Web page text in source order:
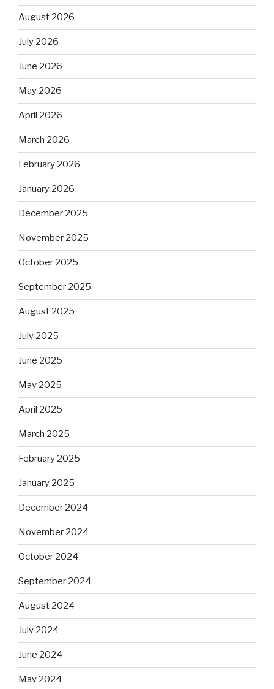
August 2026
July 2026
June 2026
May 2026
April 2026
March 2026
February 2026
January 2026
December 2025
November 2025
October 2025
September 2025
August 2025
July 2025
June 2025
May 2025
April 2025
March 2025
February 2025
January 2025
December 2024
November 2024
October 2024
September 2024
August 2024
July 2024
June 2024
May 2024